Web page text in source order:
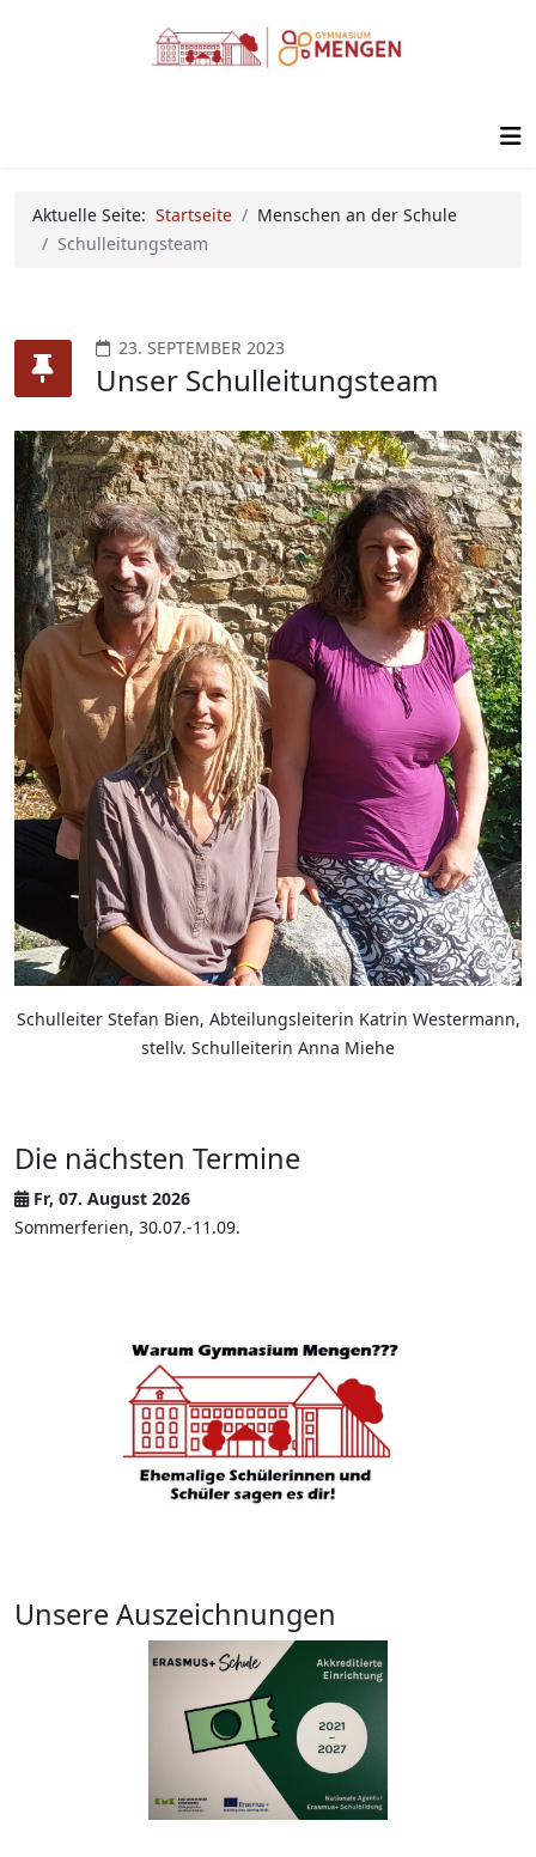
Aktuelle Seite: Startseite
Menschen an der Schule
Schulleitungsteam
23. SEPTEMBER 2023
Unser Schulleitungsteam
Schulleiter Stefan Bien, Abteilungsleiterin Katrin Westermann,
stellv. Schulleiterin Anna Miehe
Die nächsten Termine
Fr, 07. August 2026
Sommerferien, 30.07.-11.09.
Unsere Auszeichnungen